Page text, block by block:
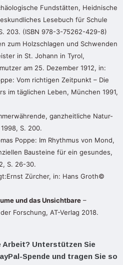
Fundstätten, Heidnische
Lesebuch für Schule
203. (ISBN 978-3-75262-429-8)
zum Holzschlagen und Schwenden
in St. Johann in Tyrol,
am 25. Dezember 1912, in:
Vom richtigen Zeitpunkt – Die
im täglichen Leben, München 1991,
ganzheitliche Natur-
S. 200.
Poppe: Im Rhythmus von Mond,
Bausteine für ein gesundes,
S. 26-30.
Zürcher, in: Hans Groth©
und das Unsichtbare –
Forschung, AT-Verlag 2018.
Arbeit? Unterstützen Sie
Spende und tragen Sie so